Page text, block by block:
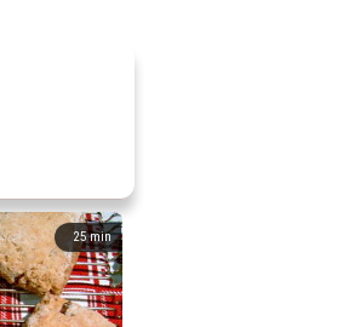
25min